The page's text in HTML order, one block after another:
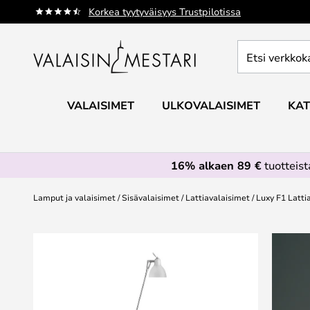
Korkea tyytyväisyys Trustpilotissa
Skip
to
verkkokaupan
VALAISIMET ULKOVALAISIMET
16% alkaen 89 €
Lamput ja valaisimet Sisävalaisimet Lattiavalaisimet Luxy F1